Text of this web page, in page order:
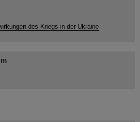
des Kriegs in der Ukraine